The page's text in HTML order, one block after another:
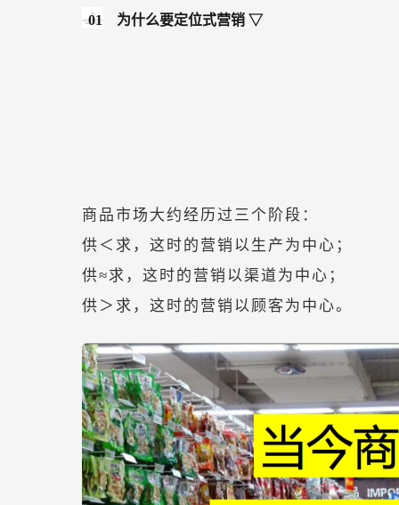
01 为什么要定位式营销 ▽
商品市场大约经历过三个阶段：
供＜求，这时的营销以生产为中心；
供≈求，这时的营销以渠道为中心；
供＞求，这时的营销以顾客为中心。